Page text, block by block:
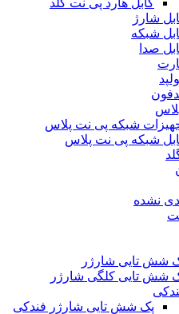
کابل هارد پی نت گلد
شارژ
شبکه
صدا
شبکه پی نت پلاس
شبکه پی نت پلاس
نشده
شش تایی شارژر
شش تایی کلگی شارژر
پک شش تایی شارژر فندکی